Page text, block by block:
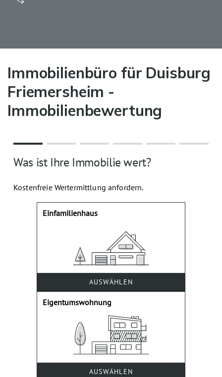
Immobilienbüro für Duisburg
Friemersheim -
Immobilienbewertung